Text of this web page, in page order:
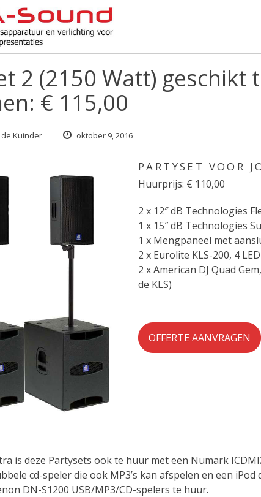
2 (2150 Watt) geschikt
€ 115,00
Kuinder oktober 9, 2016
PARTYSET VOOR
Huurprijs: € 110,00
2 x 12″ dB Technologies
1 x 15″ dB Technologies
1 x Mengpaneel met
2 x Eurolite KLS-200, 4
2 x American DJ Quad
de KLS)
OFFERTE AANVRAGEN
is deze Partysets ook te huur met een Numark
cd-speler die ook MP3’s kan afspelen en een
DN-S1200 USB/MP3/CD-spelers te huur.